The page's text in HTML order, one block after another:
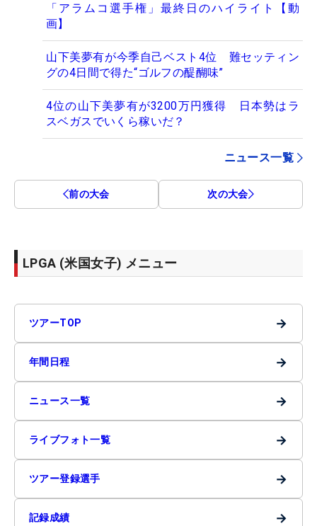
「アラムコ選手権」最終日のハイライト【動
画】
山下美夢有が今季自己ベスト4位 難セッティン
グの4日間で得た“ゴルフの醍醐味”
4位の山下美夢有が3200万円獲得 日本勢はラ
スベガスでいくら稼いだ？
ニュース一覧
前の大会 次の大会
LPGA (米国女子) メニュー
ツアーTOP →
年間日程 →
ニュース一覧 →
ライブフォト一覧 →
ツアー登録選手 →
記録成績 →